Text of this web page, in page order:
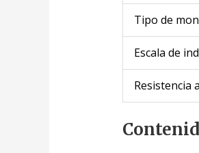
Tipo de
Escala de
Resistencia